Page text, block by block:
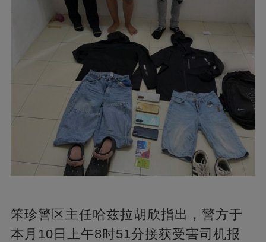
笨珍警区主任哈兹拉胡欣指出，警方于
本月10日上午8时51分接获受害司机报